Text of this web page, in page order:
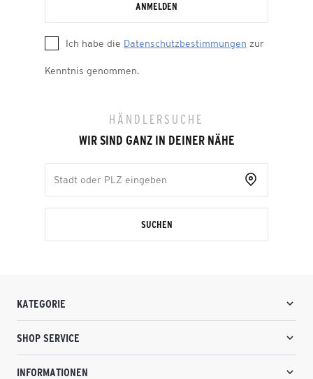
ANMELDEN
Ich habe die Datenschutzbestimmungen zur
Kenntnis genommen.
HÄNDLERSUCHE
WIR SIND GANZ IN DEINER NÄHE
SUCHEN
KATEGORIE
SHOP SERVICE
INFORMATIONEN